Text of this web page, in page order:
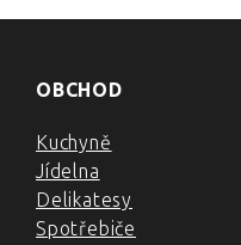
OBCHOD
Kuchyně
Jídelna
Delikatesy
Spotřebiče